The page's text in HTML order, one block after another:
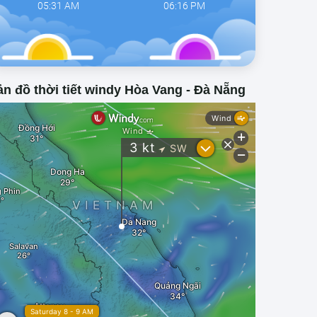
05:31 AM 06:16 PM
đồ thời tiết windy Hòa Vang - Đà Nẵng